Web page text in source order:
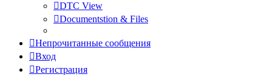
DTC View
Documentstion & Files
Непрочитанные сообщения
Вход
Регистрация